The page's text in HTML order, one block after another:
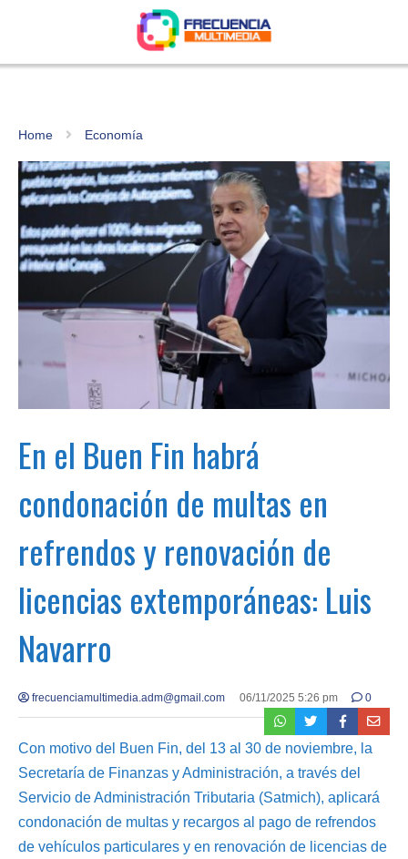
Home Economía
En el Buen Fin habrá
condonación de multas en
refrendos y renovación de
licencias extemporáneas: Luis
Navarro
frecuenciamultimedia.adm@gmail.com 06/11/2025 5:26 pm 0
Con motivo del Buen Fin, del 13 al 30 de noviembre, la
Secretaría de Finanzas y Administración, a través del
Servicio de Administración Tributaria (Satmich), aplicará
condonación de multas y recargos al pago de refrendos
de vehículos particulares y en renovación de licencias de